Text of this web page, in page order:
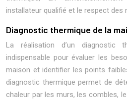
installateur qualifié et le respect des
Diagnostic thermique de la
La réalisation d’un diagnostic
indispensable pour évaluer les
maison et identifier les points
diagnostic thermique permet de
chaleur par les murs, les combles,